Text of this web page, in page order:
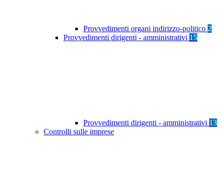
Provvedimenti organi indirizzo-politico 2
Provvedimenti dirigenti - amministrativi 15
Provvedimenti dirigenti - amministrativi 13
Controlli sulle imprese